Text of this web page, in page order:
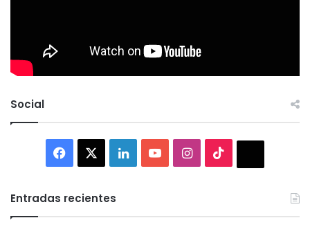
Social
Facebook LinkedInYouTubeInstagram
Entradas recientes